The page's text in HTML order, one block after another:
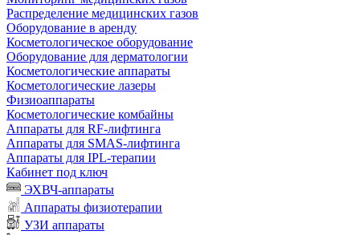
Распределение медицинских газов
Оборудование в аренду
Косметологическое оборудование
Оборудование для дерматологии
Косметологические аппараты
Косметологические лазеры
Физиоаппараты
Косметологические комбайны
Аппараты для RF-лифтинга
Аппараты для SMAS-лифтинга
Аппараты для IPL-терапии
Кабинет под ключ
ЭХВЧ-аппараты
Аппараты физиотерапии
УЗИ аппараты